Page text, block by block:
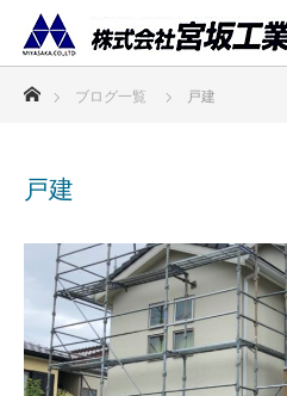
ブログ一覧 戸建
戸建